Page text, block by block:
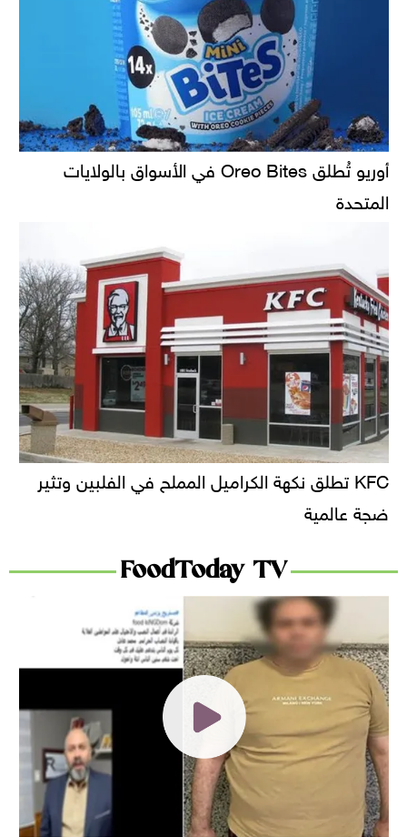
أوريو تُطلق Oreo Bites في الأسواق بالولايات
المتحدة
KFC تطلق نكهة الكراميل المملح في الفلبين وتثير
ضجة عالمية
FoodToday TV